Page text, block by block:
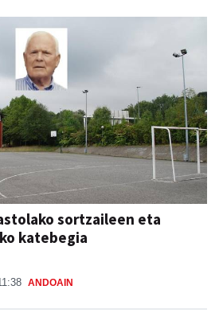
sortzaileen eta
katebegia
ANDOAIN